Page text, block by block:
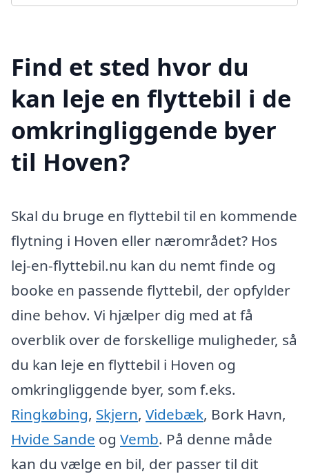
Find et sted hvor du
kan leje en flyttebil i de
omkringliggende byer
til Hoven?
Skal du bruge en flyttebil til en kommende
flytning i Hoven eller nærområdet? Hos
lej-en-flyttebil.nu kan du nemt finde og
booke en passende flyttebil, der opfylder
dine behov. Vi hjælper dig med at få
overblik over de forskellige muligheder, så
du kan leje en flyttebil i Hoven og
omkringliggende byer, som f.eks.
Ringkøbing, Skjern, Videbæk, Bork Havn,
Hvide Sande og Vemb. På denne måde
kan du vælge en bil, der passer til dit